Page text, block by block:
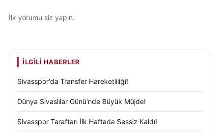
İlk yorumu siz yapın.
İLGILI HABERLER
Sivasspor'da Transfer Hareketliliği!
Dünya Sivaslılar Günü'nde Büyük Müjde!
Sivasspor Taraftarı İlk Haftada Sessiz Kaldı!